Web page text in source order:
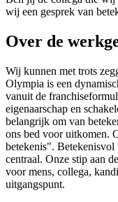
wij een gesprek van
Over de
Wij kunnen met trots
Olympia is een
vanuit de
eigenaarschap en
belangrijk om van
ons bed voor uitkomen.
betekenis".
centraal. Onze stip aan
voor mens, collega,
uitgangspunt.